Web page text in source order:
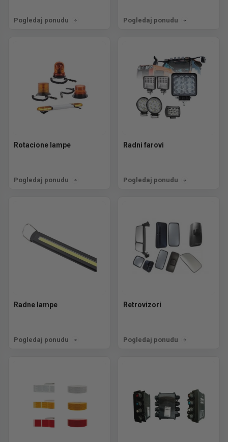
Pogledaj ponudu Pogledaj ponudu
Rotacione lampe
Pogledaj ponudu
Radni farovi
Pogledaj ponudu
Radne lampe
Pogledaj ponudu
Retrovizori
Pogledaj ponudu